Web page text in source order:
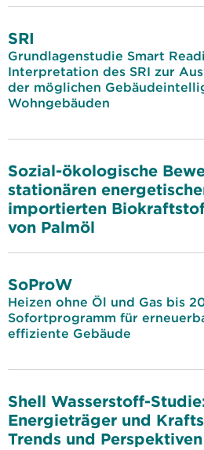
SRI
Grundlagenstudie Smart
Interpretation des SRI zur
der möglichen
Wohngebäuden
Sozial-ökologische
stationären
importierten
von Palmöl
SoProW
Heizen ohne Öl und Gas bis
Sofortprogramm für
effiziente Gebäude
Shell Wasserstoff-
Energieträger und
Trends und Perspektiven